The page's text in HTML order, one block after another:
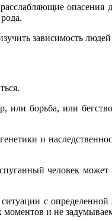
опасения
зависимость людей
борьба, или
и
человек может
с
и не